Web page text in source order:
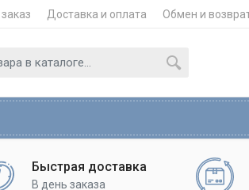
Доставка и оплата Обмен и
Быстрая доставка
В день заказа